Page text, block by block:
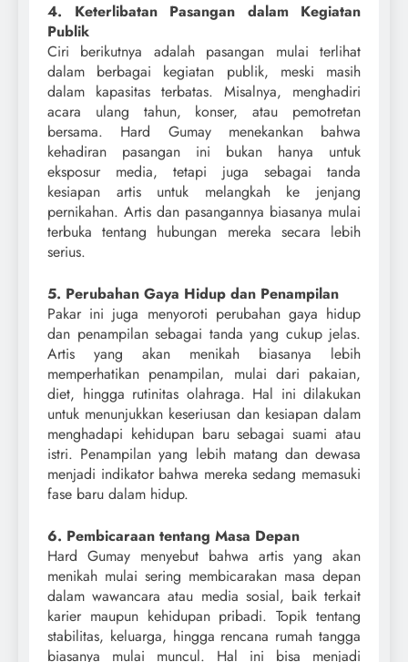
4. Keterlibatan Pasangan dalam Kegiatan
Publik
Ciri berikutnya adalah pasangan mulai terlihat
dalam berbagai kegiatan publik, meski masih
dalam kapasitas terbatas. Misalnya, menghadiri
acara ulang tahun, konser, atau pemotretan
bersama. Hard Gumay menekankan bahwa
kehadiran pasangan ini bukan hanya untuk
eksposur media, tetapi juga sebagai tanda
kesiapan artis untuk melangkah ke jenjang
pernikahan. Artis dan pasangannya biasanya mulai
terbuka tentang hubungan mereka secara lebih
serius.
5. Perubahan Gaya Hidup dan Penampilan
Pakar ini juga menyoroti perubahan gaya hidup
dan penampilan sebagai tanda yang cukup jelas.
Artis yang akan menikah biasanya lebih
memperhatikan penampilan, mulai dari pakaian,
diet, hingga rutinitas olahraga. Hal ini dilakukan
untuk menunjukkan keseriusan dan kesiapan dalam
menghadapi kehidupan baru sebagai suami atau
istri. Penampilan yang lebih matang dan dewasa
menjadi indikator bahwa mereka sedang memasuki
fase baru dalam hidup.
6. Pembicaraan tentang Masa Depan
Hard Gumay menyebut bahwa artis yang akan
menikah mulai sering membicarakan masa depan
dalam wawancara atau media sosial, baik terkait
karier maupun kehidupan pribadi. Topik tentang
stabilitas, keluarga, hingga rencana rumah tangga
biasanya mulai muncul. Hal ini bisa menjadi